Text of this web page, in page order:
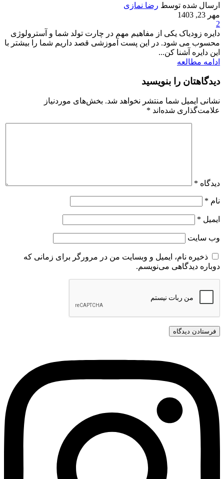
ارسال شده توسط رضا نمازی
مهر 23, 1403
2
دایره زودیاک یکی از مفاهیم مهم در چارت تولد شما و آسترولوژی
محسوب می شود. در این پست آموزشی قصد داریم شما را بیشتر با
این دایره آشنا کن...
ادامه مطالعه
دیدگاهتان را بنویسید
نشانی ایمیل شما منتشر نخواهد شد. بخش‌های موردنیاز
علامت‌گذاری شده‌اند *
دیدگاه *
نام *
ایمیل *
وب‌ سایت
ذخیره نام، ایمیل و وبسایت من در مرورگر برای زمانی که
دوباره دیدگاهی می‌نویسم.